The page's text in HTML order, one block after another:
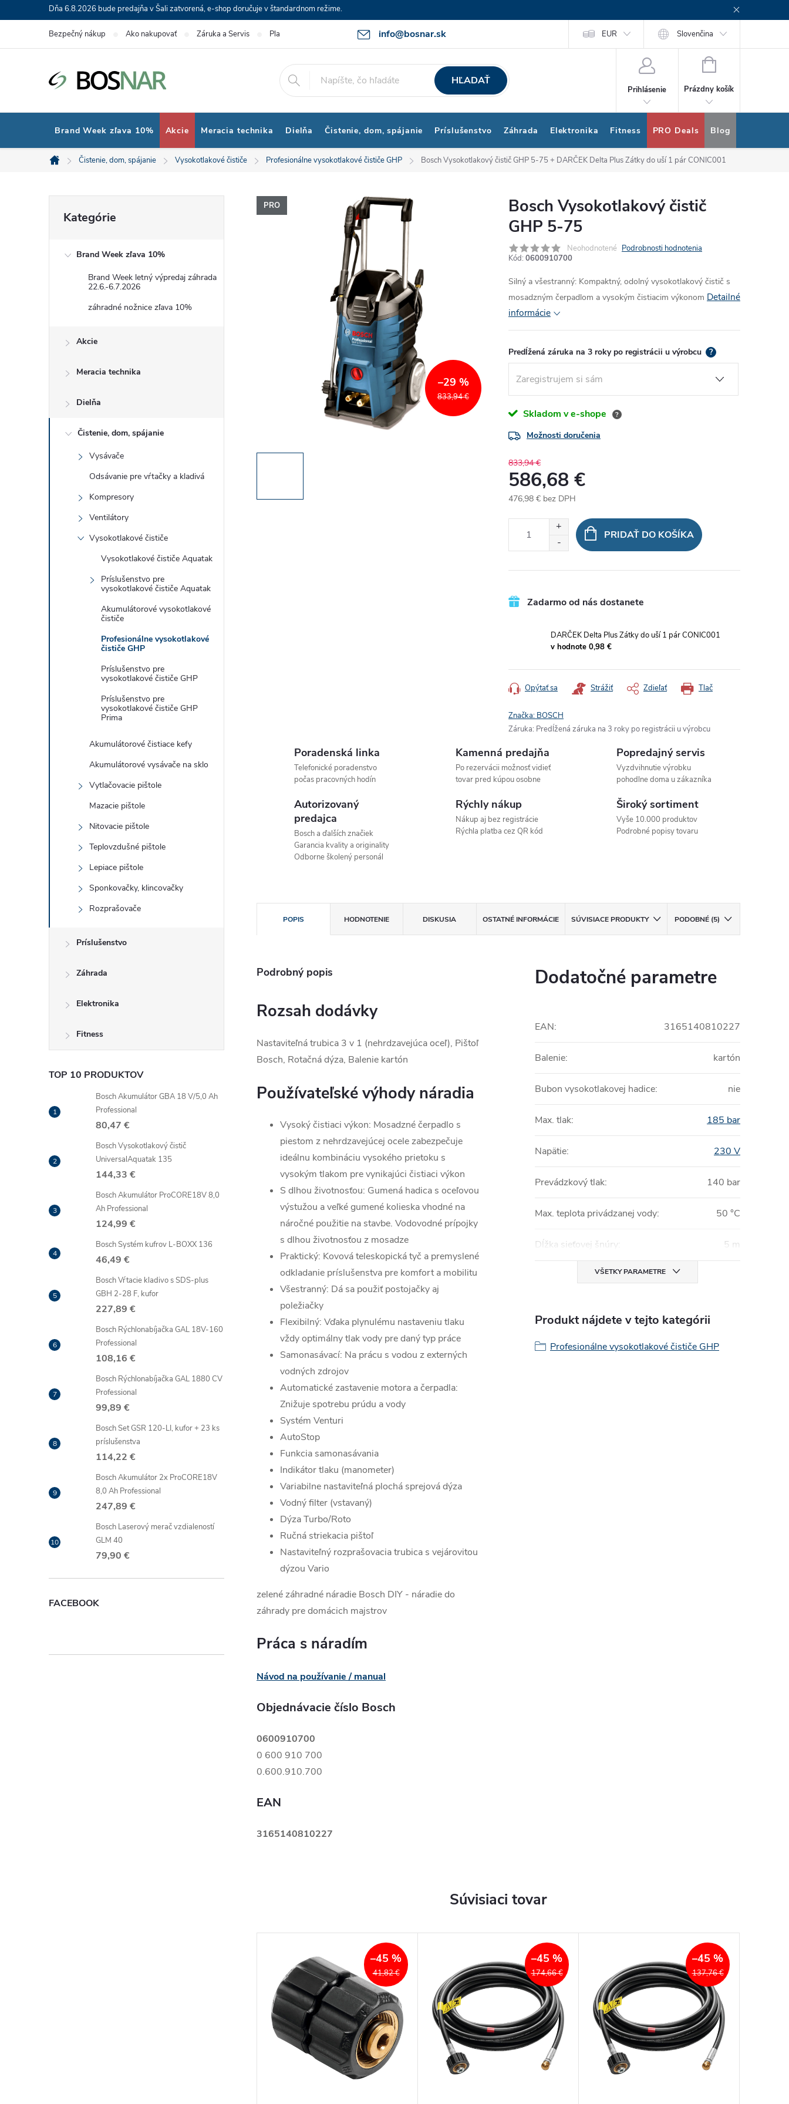
na
Dňa 6.8.2026 bude predajňa v Šali zatvorená, e-shop doručuje v štandardnom režime.
info@bosnar.sk
Bezpečný nákup Ako nakupovať Záruka a Servis Platby a Doprava Kontakty Obchodné podmienky Nákup na splátky Quatro
EUR Slovenčina
HĽADAŤ
Prihlásenie
NÁKUPNÝ
Prázdny košík
Brand Week zľava 10% Akcie Meracia technika Dielňa Čistenie, dom, spájanie Príslušenstvo Záhrada Elektronika Fitness PRO Deals Blog
Domov
Čistenie, dom, spájanie Vysokotlakové čističe Profesionálne vysokotlakové čističe GHP Bosch Vysokotlakový čistič GHP 5-75 + DARČEK Delta Plus Zátky do uší 1 pár CONIC001
n
kategórie
Kategórie
Brand Week zľava 10%
Brand Week letný výpredaj záhrada
22.6.-6.7.2026
záhradné nožnice zľava 10%
Akcie
Meracia technika
Dielňa
Čistenie, dom, spájanie
Vysávače
Odsávanie pre vŕtačky a kladivá
Kompresory
Ventilátory
Vysokotlakové čističe
Vysokotlakové čističe Aquatak
Príslušenstvo pre
vysokotlakové čističe Aquatak
Akumulátorové vysokotlakové
čističe
Profesionálne vysokotlakové
čističe GHP
Príslušenstvo pre
vysokotlakové čističe GHP
Príslušenstvo pre
vysokotlakové čističe GHP
Prima
Akumulátorové čistiace kefy
Akumulátorové vysávače na sklo
Vytlačovacie pištole
Mazacie pištole
Nitovacie pištole
Teplovzdušné pištole
Lepiace pištole
Sponkovačky, klincovačky
Rozprašovače
Príslušenstvo
Záhrada
Elektronika
Fitness
TOP 10 PRODUKTOV
Bosch Akumulátor GBA 18 V/5,0 Ah
Professional
80,47 €
Bosch Vysokotlakový čistič
UniversalAquatak 135
144,33 €
Bosch Akumulátor ProCORE18V 8,0
Ah Professional
124,99 €
Bosch Systém kufrov L-BOXX 136
46,49 €
Bosch Vŕtacie kladivo s SDS-plus
GBH 2-28 F, kufor
227,89 €
Bosch Rýchlonabíjačka GAL 18V-160
Professional
108,16 €
Bosch Rýchlonabíjačka GAL 1880 CV
Professional
99,89 €
Bosch Set GSR 120-LI, kufor + 23 ks
príslušenstva
114,22 €
Bosch Akumulátor 2x ProCORE18V
8,0 Ah Professional
247,89 €
Bosch Laserový merač vzdialeností
GLM 40
79,90 €
FACEBOOK
PRO
833,94 €
–29 %
Bosch Vysokotlakový čistič
GHP 5-75
Neohodnotené Podrobnosti hodnotenia
Kód: 0600910700
Silný a všestranný: Kompaktný, odolný vysokotlakový čistič s
mosadzným čerpadlom a vysokým čistiacim výkonom Detailné
informácie
Predĺžená záruka na 3 roky po registrácii u výrobcu ?
Skladom v e-shope ?
Možnosti doručenia
833,94 €
586,68 €
476,98 € bez DPH
PRIDAŤ DO KOŠÍKA
Zadarmo od nás dostanete
DARČEK Delta Plus Zátky do uší 1 pár CONIC001
v hodnote 0,98 €
Tlač
Opýtať sa Strážiť Zdieľať
Značka: BOSCH
Záruka: Predĺžená záruka na 3 roky po registrácii u výrobcu
Poradenská linka
Telefonické poradenstvo
počas pracovných hodín
Kamenná predajňa
Po rezervácii možnosť vidieť
tovar pred kúpou osobne
Popredajný servis
Vyzdvihnutie výrobku
pohodlne doma u zákazníka
Autorizovaný
predajca
Bosch a ďalších značiek
Garancia kvality a originality
Odborne školený personál
Rýchly nákup
Nákup aj bez registrácie
Rýchla platba cez QR kód
Široký sortiment
Vyše 10.000 produktov
Podrobné popisy tovaru
POPIS HODNOTENIE DISKUSIA OSTATNÉ INFORMÁCIE SÚVISIACE PRODUKTY PODOBNÉ (5)
Podrobný popis
Rozsah dodávky
Nastaviteľná trubica 3 v 1 (nehrdzavejúca oceľ), Pištoľ
Bosch, Rotačná dýza, Balenie kartón
Používateľské výhody náradia
Vysoký čistiaci výkon: Mosadzné čerpadlo s
piestom z nehrdzavejúcej ocele zabezpečuje
ideálnu kombináciu vysokého prietoku s
vysokým tlakom pre vynikajúci čistiaci výkon
S dlhou životnosťou: Gumená hadica s oceľovou
výstužou a veľké gumené kolieska vhodné na
náročné použitie na stavbe. Vodovodné prípojky
s dlhou životnosťou z mosadze
Praktický: Kovová teleskopická tyč a premyslené
odkladanie príslušenstva pre komfort a mobilitu
Všestranný: Dá sa použiť postojačky aj
poležiačky
Flexibilný: Vďaka plynulému nastaveniu tlaku
vždy optimálny tlak vody pre daný typ práce
Samonasávací: Na prácu s vodou z externých
vodných zdrojov
Automatické zastavenie motora a čerpadla:
Znižuje spotrebu prúdu a vody
Systém Venturi
AutoStop
Funkcia samonasávania
Indikátor tlaku (manometer)
Variabilne nastaviteľná plochá sprejová dýza
Vodný filter (vstavaný)
Dýza Turbo/Roto
Ručná striekacia pištoľ
Nastaviteľný rozprašovacia trubica s vejárovitou
dýzou Vario
zelené záhradné náradie Bosch DIY - náradie do
záhrady pre domácich majstrov
Práca s náradím
Návod na používanie / manual
Objednávacie číslo Bosch
0600910700
0 600 910 700
0.600.910.700
EAN
3165140810227
Dodatočné parametre
EAN: 3165140810227
Balenie: kartón
Bubon vysokotlakovej hadice: nie
Max. tlak: 185 bar
Napätie: 230 V
Prevádzkový tlak: 140 bar
Max. teplota privádzanej vody: 50 °C
Dĺžka sieťovej šnúry: 5 m
VŠETKY PARAMETRE
Produkt nájdete v tejto kategórii
Profesionálne vysokotlakové čističe GHP
Súvisiaci tovar
41,82 €
–45 %
174,66 €
–45 %
137,76 €
–45 %